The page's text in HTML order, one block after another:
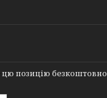
позицію безкоштовно